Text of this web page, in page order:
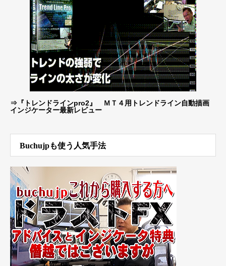
⇒ 『トレンドラインpro2』 ＭＴ４用トレンドライン自動描画
インジケーター最新レビュー
Buchujpも使う人気手法